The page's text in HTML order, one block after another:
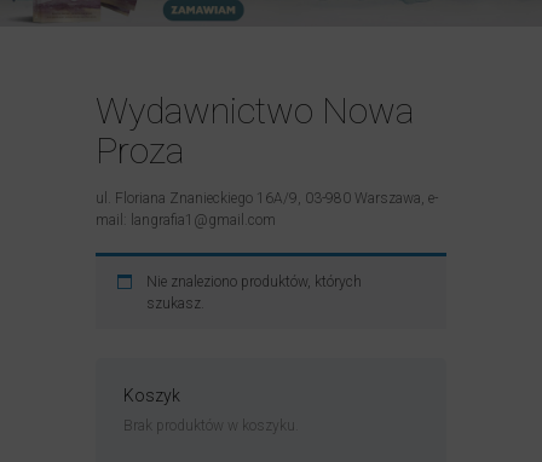
Wydawnictwo Nowa
Proza
ul. Floriana Znanieckiego 16A/9, 03-980 Warszawa, e-
mail: langrafia1@gmail.com
Nie znaleziono produktów, których
szukasz.
Koszyk
Brak produktów w koszyku.